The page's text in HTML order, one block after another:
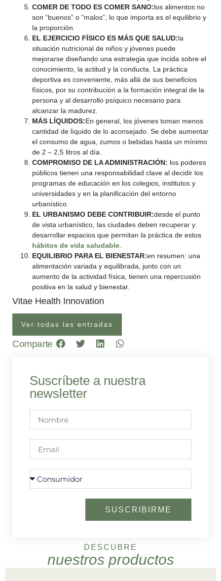
COMER DE TODO ES COMER SANO:los alimentos no
son “buenos” o “malos”, lo que importa es el equilibrio y
la proporción.
EL EJERCICIO FÍSICO ES MÁS QUE SALUD:la
situación nutricional de niños y jóvenes puede
mejorarse diseñando una estrategia que incida sobre el
conocimiento, la actitud y la conducta. La práctica
deportiva es conveniente, más allá de sus beneficios
físicos, por su contribución a la formación integral de la
persona y al desarrollo psíquico necesario para
alcanzar la madurez.
MÁS LÍQUIDOS:En general, los jóvenes toman menos
cantidad de líquido de lo aconsejado. Se debe aumentar
el consumo de agua, zumos o bebidas hasta un mínimo
de 2 – 2,5 litros al día.
COMPROMISO DE LA ADMINISTRACIÓN: los poderes
públicos tienen una responsabilidad clave al decidir los
programas de educación en los colegios, institutos y
universidades y en la planificación del entorno
urbanístico.
EL URBANISMO DEBE CONTRIBUIR:desde el punto
de vista urbanístico, las ciudades deben recuperar y
desarrollar espacios que permitan la práctica de estos
hábitos de vida saludable
EQUILIBRIO PARA EL BIENESTAR:en resumen: una
alimentación variada y equilibrada, junto con un
aumento de la actividad física, tienen una repercusión
positiva en la salud y bienestar.
Vitae Health Innovation
Ver todas las entradas
Comparte
Suscríbete a nuestra
newsletter
SUSCRIBIRME
DESCUBRE
nuestros productos